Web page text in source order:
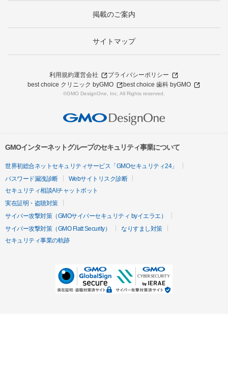
掲載のご案内
サイトマップ
利用規約運営会社
プライバシーポリシー
best choice クリニック byGMO
best choice 歯科 byGMO
©GMO DesignOne, Inc. All Rights reserved.
GMOインターネットグループのセキュリティ事業について
世界初総合ネットセキュリティサービス「GMOセキュリティ24」
パスワード漏洩診断
Webサイトリスク診断
セキュリティ相談AIチャットボット
実在証明・盗聴対策
サイバー攻撃対策（GMOサイバーセキュリティ byイエラエ）
サイバー攻撃対策（GMO Flatt Security）
なりすまし対策
セキュリティ事業の軌跡